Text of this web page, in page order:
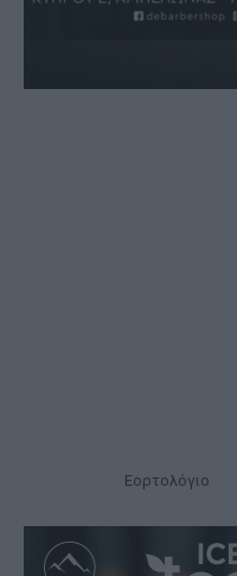
Εορτολόγιο